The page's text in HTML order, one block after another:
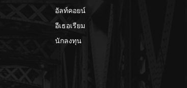
อัลท์คอยน์
อีเธอเรียม
นักลงทุน